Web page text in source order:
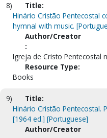
8)
Title:
Hinário Cristão Pentecostal
hymnal with music.
Author/Creator
:
Igreja de Cristo Pentecostal
Resource Type:
Books
9)
Title:
Hinário Cristão Pentecostal.
[1964 ed.] [Portuguese]
Author/Creator